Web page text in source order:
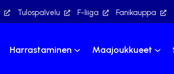
Tulospalvelu F-liiga Fanikauppa
Harrastaminen Maajoukkueet